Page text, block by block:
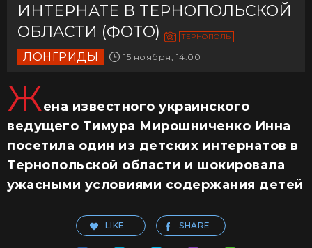
ИНТЕРНАТЕ В ТЕРНОПОЛЬСКОЙ
ОБЛАСТИ (ФОТО)
ТЕРНОПОЛЬ
ЛОНГРИДЫ 15 ноября, 14:00
Жена известного украинского
ведущего Тимура Мирошниченко Инна
посетила один из детских интернатов в
Тернопольской области и шокировала
ужасными условиями содержания детей
LIKE SHARE